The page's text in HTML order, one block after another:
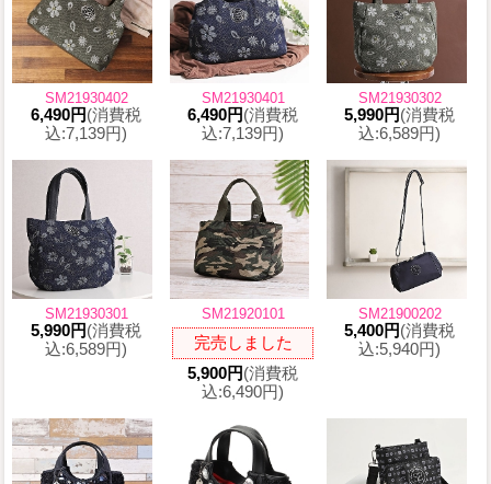
SM21930402
6,490円(消費税
込:7,139円)
SM21930401
6,490円(消費税
込:7,139円)
SM21930302
5,990円(消費税
込:6,589円)
SM21930301
5,990円(消費税
込:6,589円)
SM21920101
完売しました
5,900円(消費税
込:6,490円)
SM21900202
5,400円(消費税
込:5,940円)